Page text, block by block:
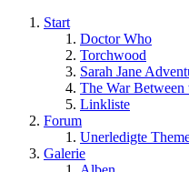
Start
Doctor Who
Torchwood
Sarah Jane
The War Between
Linkliste
Forum
Unerledigte
Galerie